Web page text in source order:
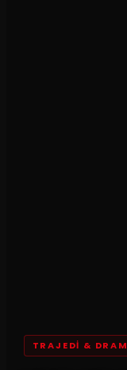
TRAJEDI & DRAM